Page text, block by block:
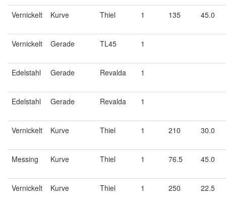
Vernickelt Kurve Thiel 1 135 45.0
Vernickelt Gerade TL45 1
Edelstahl Gerade Revalda 1
Edelstahl Gerade Revalda 1
Vernickelt Kurve Thiel 1 210 30.0
Messing Kurve Thiel 1 76.5 45.0
Vernickelt Kurve Thiel 1 250 22.5